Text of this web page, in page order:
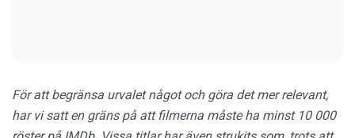
För att begränsa urvalet något och göra det mer relevant,
har vi satt en gräns på att filmerna måste ha minst 10 000